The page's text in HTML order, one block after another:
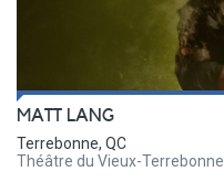
MATT LANG
Terrebonne, QC
Théâtre du Vieux-Terrebonne